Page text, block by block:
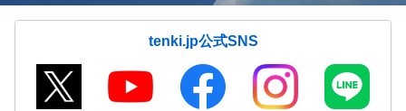
tenki.jp公式SNS